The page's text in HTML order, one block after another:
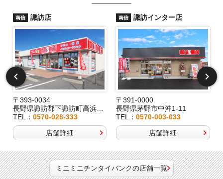
南信 諏訪店
〒393-0034
長野県諏訪郡下諏訪町高浜6191-3
TEL：0570-028-333
店舗詳細
南信 諏訪インター店
〒391-0000
長野県茅野市中沖1-11
TEL：0570-003-633
店舗詳細
ミニミニチンタイバンクの店舗一覧